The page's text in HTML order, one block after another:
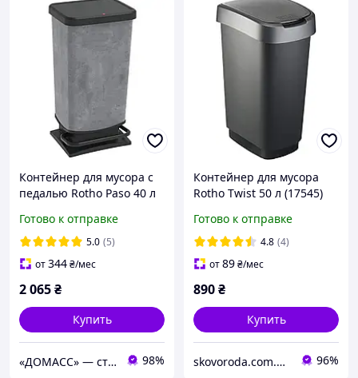
Контейнер для мусора с
педалью Rotho Paso 40 л
Готово к отправке
5.0 (5)
от344₴/мес
2 065₴
Купить
«ДОМАСС» — стойки для одежды, товары для дома и отдыха! 98%
Контейнер для мусора
Rotho Twist 50 л (17545)
Готово к отправке
4.8 (4)
от89₴/мес
890₴
Купить
skovoroda.com.ua – все для кухни и дома 96%